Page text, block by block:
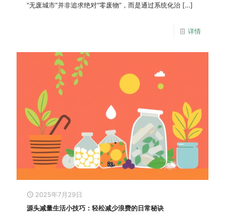
“无废城市”并非追求绝对“零废物”，而是通过系统化治 […]
详情
2025年7月29日
源头减量生活小技巧：轻松减少浪费的日常秘诀